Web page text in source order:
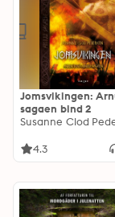
Jomsvikingen:
sagaen bind 2
4.3